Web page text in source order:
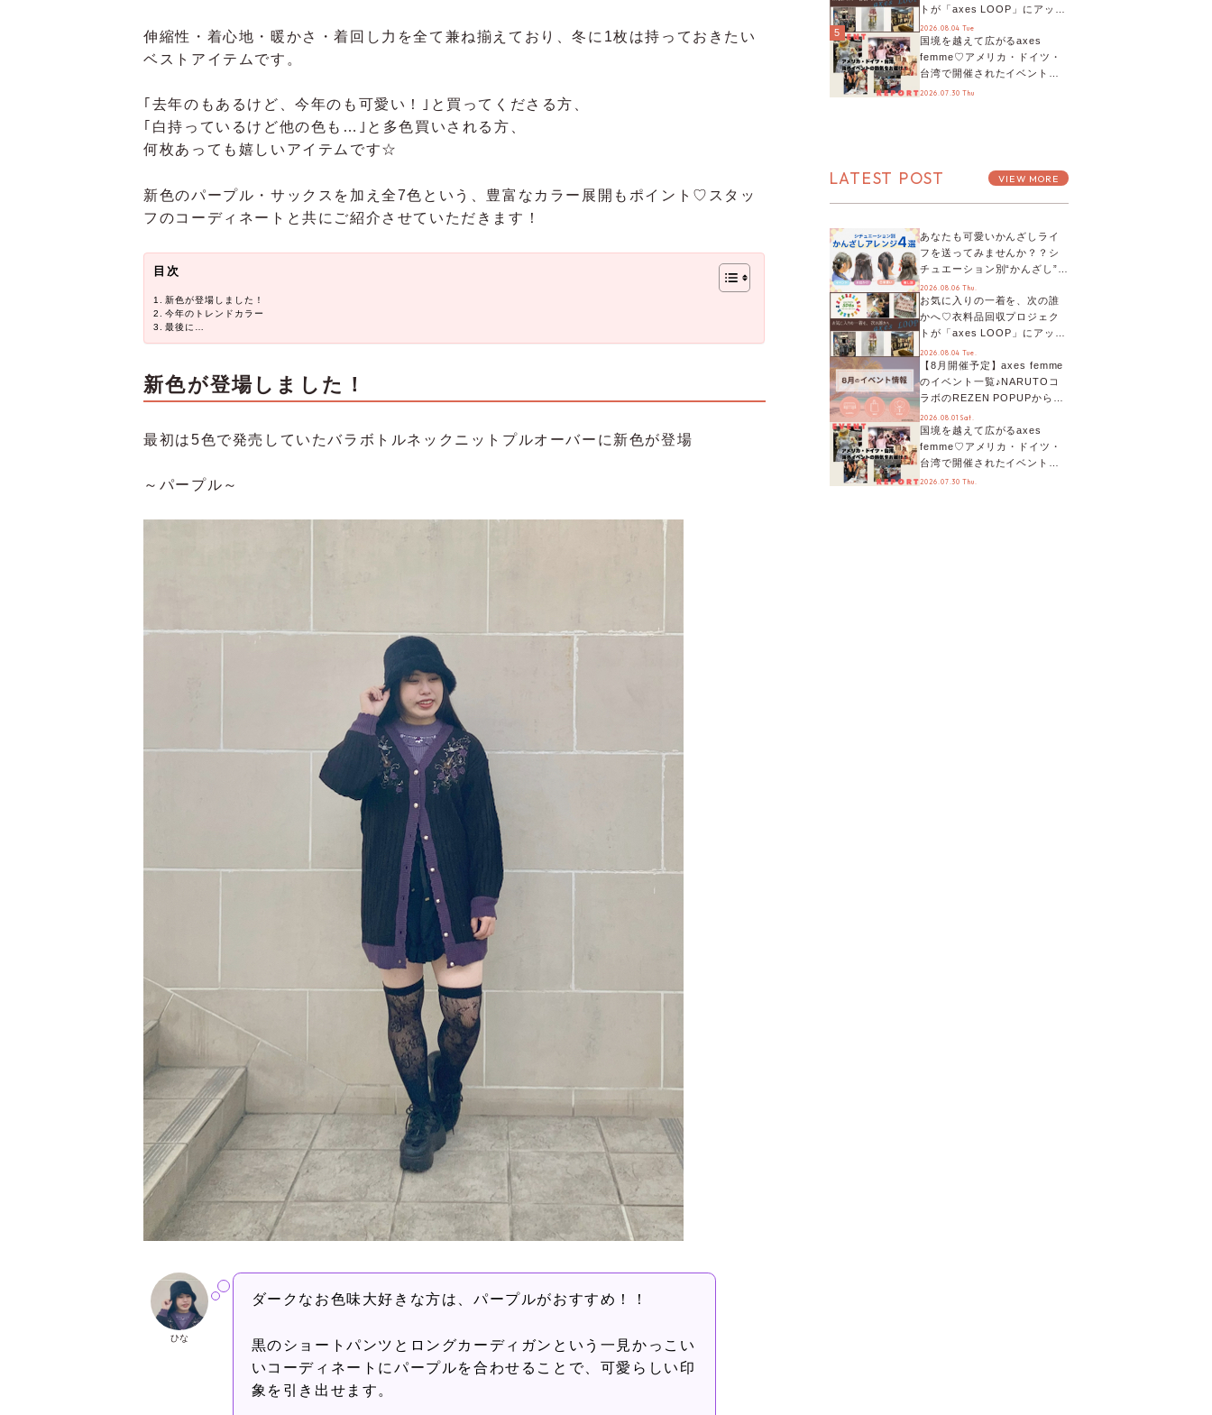
伸縮性・着心地・暖かさ・着回し力を全て兼ね揃えており、冬に1枚は持っておきたい
ベストアイテムです。
｢去年のもあるけど、今年のも可愛い！｣と買ってくださる方、
｢白持っているけど他の色も…｣と多色買いされる方、
何枚あっても嬉しいアイテムです☆
新色のパープル・サックスを加え全7色という、豊富なカラー展開もポイント♡スタッ
フのコーディネートと共にご紹介させていただきます！
目次
新色が登場しました！
今年のトレンドカラー
最後に…
新色が登場しました！
最初は5色で発売していたバラボトルネックニットプルオーバーに新色が登場
～パープル～
ひな
ダークなお色味大好きな方は、パープルがおすすめ！！
黒のショートパンツとロングカーディガンという一見かっこい
いコーディネートにパープルを合わせることで、可愛らしい印
象を引き出せます。
トが「axes LOOP」にアップ
デート！活用するとポイント
が手に入る◎
2026.08.04 Tue
5
国境を越えて広がるaxes
femme♡アメリカ・ドイツ・
台湾で開催されたイベントを
お届け！美沙子さんからのコ
2026.07.30 Thu
LATEST POST VIEW MORE
あなたも可愛いかんざしライ
フを送ってみませんか？？シ
チュエーション別“かんざし”の
オススメ【ショップスタッフ
編集部】
2026.08.06 Thu.
お気に入りの一着を、次の誰
かへ♡衣料品回収プロジェク
トが「axes LOOP」にアップ
デート！活用するとポイント
が手に入る◎
2026.08.04 Tue.
【8月開催予定】axes femme
のイベント一覧♪NARUTOコ
ラボのREZEN POPUPから、
プチYour Stage.、ティーパー
ティまで！8月の特別なイベン
トをチェック◎
2026.08.01 Sat.
国境を越えて広がるaxes
femme♡アメリカ・ドイツ・
台湾で開催されたイベントを
お届け！美沙子さんからのコ
2026.07.30 Thu.